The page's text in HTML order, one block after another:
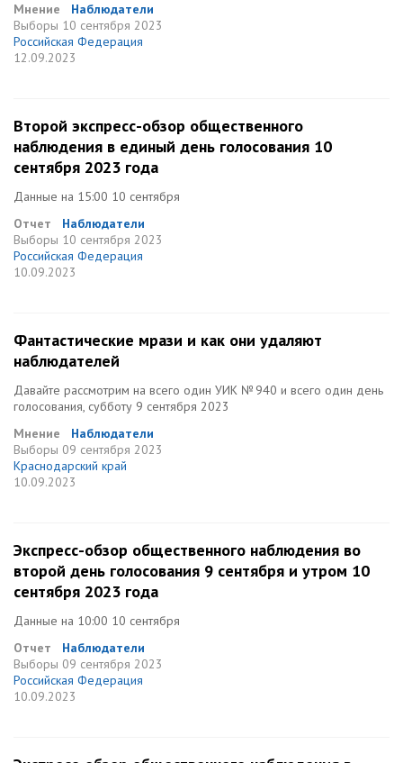
Мнение
Наблюдатели
Выборы 10 сентября 2023
Российская Федерация
12.09.2023
Второй экспресс-обзор общественного
наблюдения в единый день голосования 10
сентября 2023 года
Данные на 15:00 10 сентября
Отчет
Наблюдатели
Выборы 10 сентября 2023
Российская Федерация
10.09.2023
Фантастические мрази и как они удаляют
наблюдателей
Давайте рассмотрим на всего один УИК № 940 и всего один день
голосования, субботу 9 сентября 2023
Мнение
Наблюдатели
Выборы 09 сентября 2023
Краснодарский край
10.09.2023
Экспресс-обзор общественного наблюдения во
второй день голосования 9 сентября и утром 10
сентября 2023 года
Данные на 10:00 10 сентября
Отчет
Наблюдатели
Выборы 09 сентября 2023
Российская Федерация
10.09.2023